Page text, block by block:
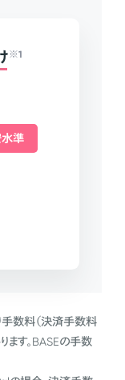
※1
準
手数料（決済手数料
ます。BASEの手数